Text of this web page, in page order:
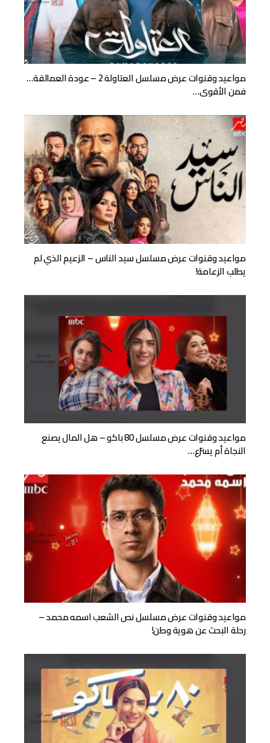
مواعيد وقنوات عرض مسلسل العتاولة 2 – عودة العمالقة…
فمن الأقوى…
مواعيد وقنوات عرض مسلسل سيد الناس – الزعيم الذي لم
يطلب الزعامة!
مواعيد وقنوات عرض مسلسل 80 باكو – هل المال يصنع
النجاة أم يسرّع…
مواعيد وقنوات عرض مسلسل نص الشعب اسمه محمد –
رحلة البحث عن هوية وطن!